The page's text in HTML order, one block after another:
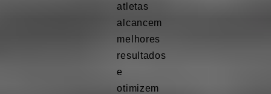
atletas
alcancem
melhores
resultados
e
otimizem